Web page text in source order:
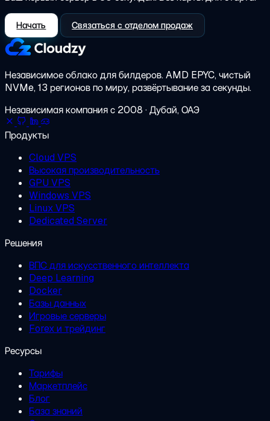
Начать Связаться с отделом продаж
Независимое облако для билдеров.AMD EPYC, чистый
NVMe, 13 регионов по миру, развёртывание за секунды.
Независимая компания с 2008 · Дубай, ОАЭ
Продукты
Cloud VPS
Высокая производительность
GPU VPS
Windows VPS
Linux VPS
Dedicated Server
Решения
ВПС для искусственного интеллекта
Deep Learning
Docker
Базы данных
Игровые серверы
Forex и трейдинг
Ресурсы
Тарифы
Маркетплейс
Блог
База знаний